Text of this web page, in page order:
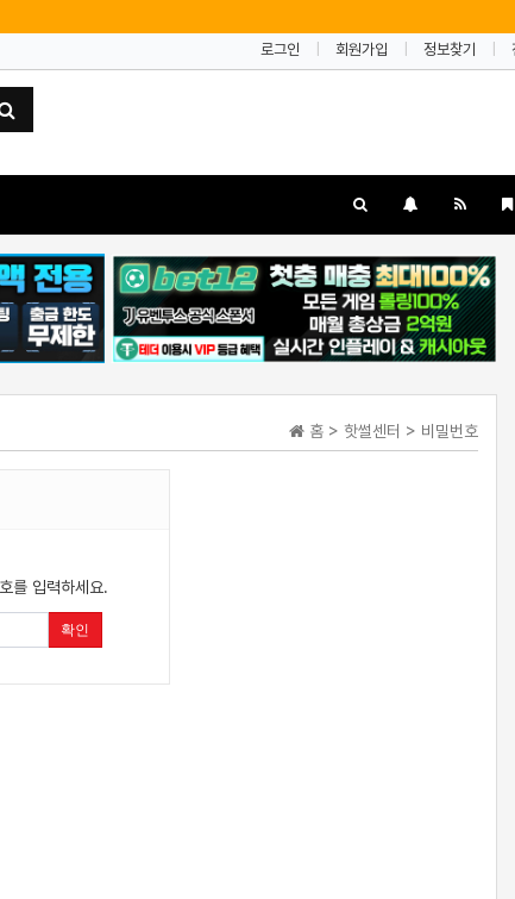
로그인 회원가입 정보찾기
홈 > 핫썰센터 > 비밀번호
를 입력하세요.
확인